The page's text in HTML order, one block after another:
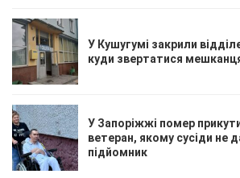
У Кушугумі закрили
куди звертатися
У Запоріжжі помер
ветеран, якому сусіди не
підйомник